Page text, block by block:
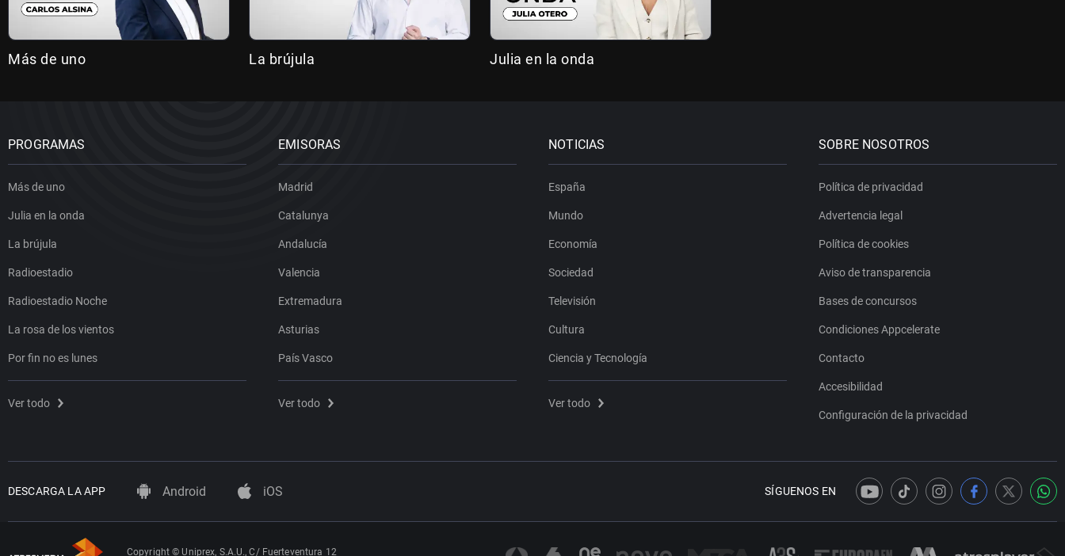
Más de uno La brújula Julia en la onda
PROGRAMAS
Más de uno
Julia en la onda
La brújula
Radioestadio
Radioestadio Noche
La rosa de los vientos
Por fin no es lunes
Ver todo
EMISORAS
Madrid
Catalunya
Andalucía
Valencia
Extremadura
Asturias
País Vasco
Ver todo
NOTICIAS
España
Mundo
Economía
Sociedad
Televisión
Cultura
Ciencia y Tecnología
Ver todo
SOBRE NOSOTROS
Política de privacidad
Advertencia legal
Política de cookies
Aviso de transparencia
Bases de concursos
Condiciones Appcelerate
Contacto
Accesibilidad
Configuración de la privacidad
DESCARGA LA APP Android iOS SÍGUENOS EN
Copyright © Uniprex, S.A.U., C/ Fuerteventura 12